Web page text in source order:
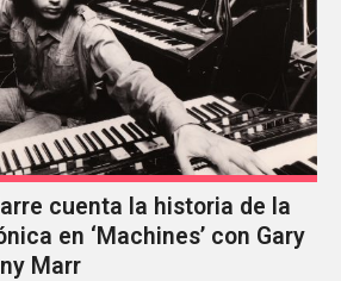
cuenta la historia de la
en ‘Machines’ con Gary
Marr